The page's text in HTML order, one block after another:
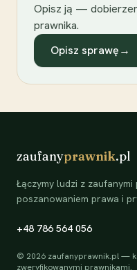
Opisz ją —
prawnika.
Opisz sprawę→
zaufanyprawnik.pl
Łączymy ludzi z
poszanowaniem prawa i
+48 786 564 056
© 2026 zaufanyprawnik.pl —
zweryfikowanymi prawnikami.